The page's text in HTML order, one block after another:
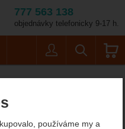
používáme my a
777 563 138
objednávky telefonicky 9-17 h.
Velikost: 38–39 / Barvy:
ploutve